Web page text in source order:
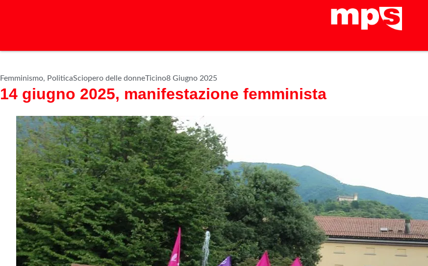
Femminismo, PoliticaSciopero delle donneTicino8 Giugno 2025
14 giugno 2025, manifestazione femminista